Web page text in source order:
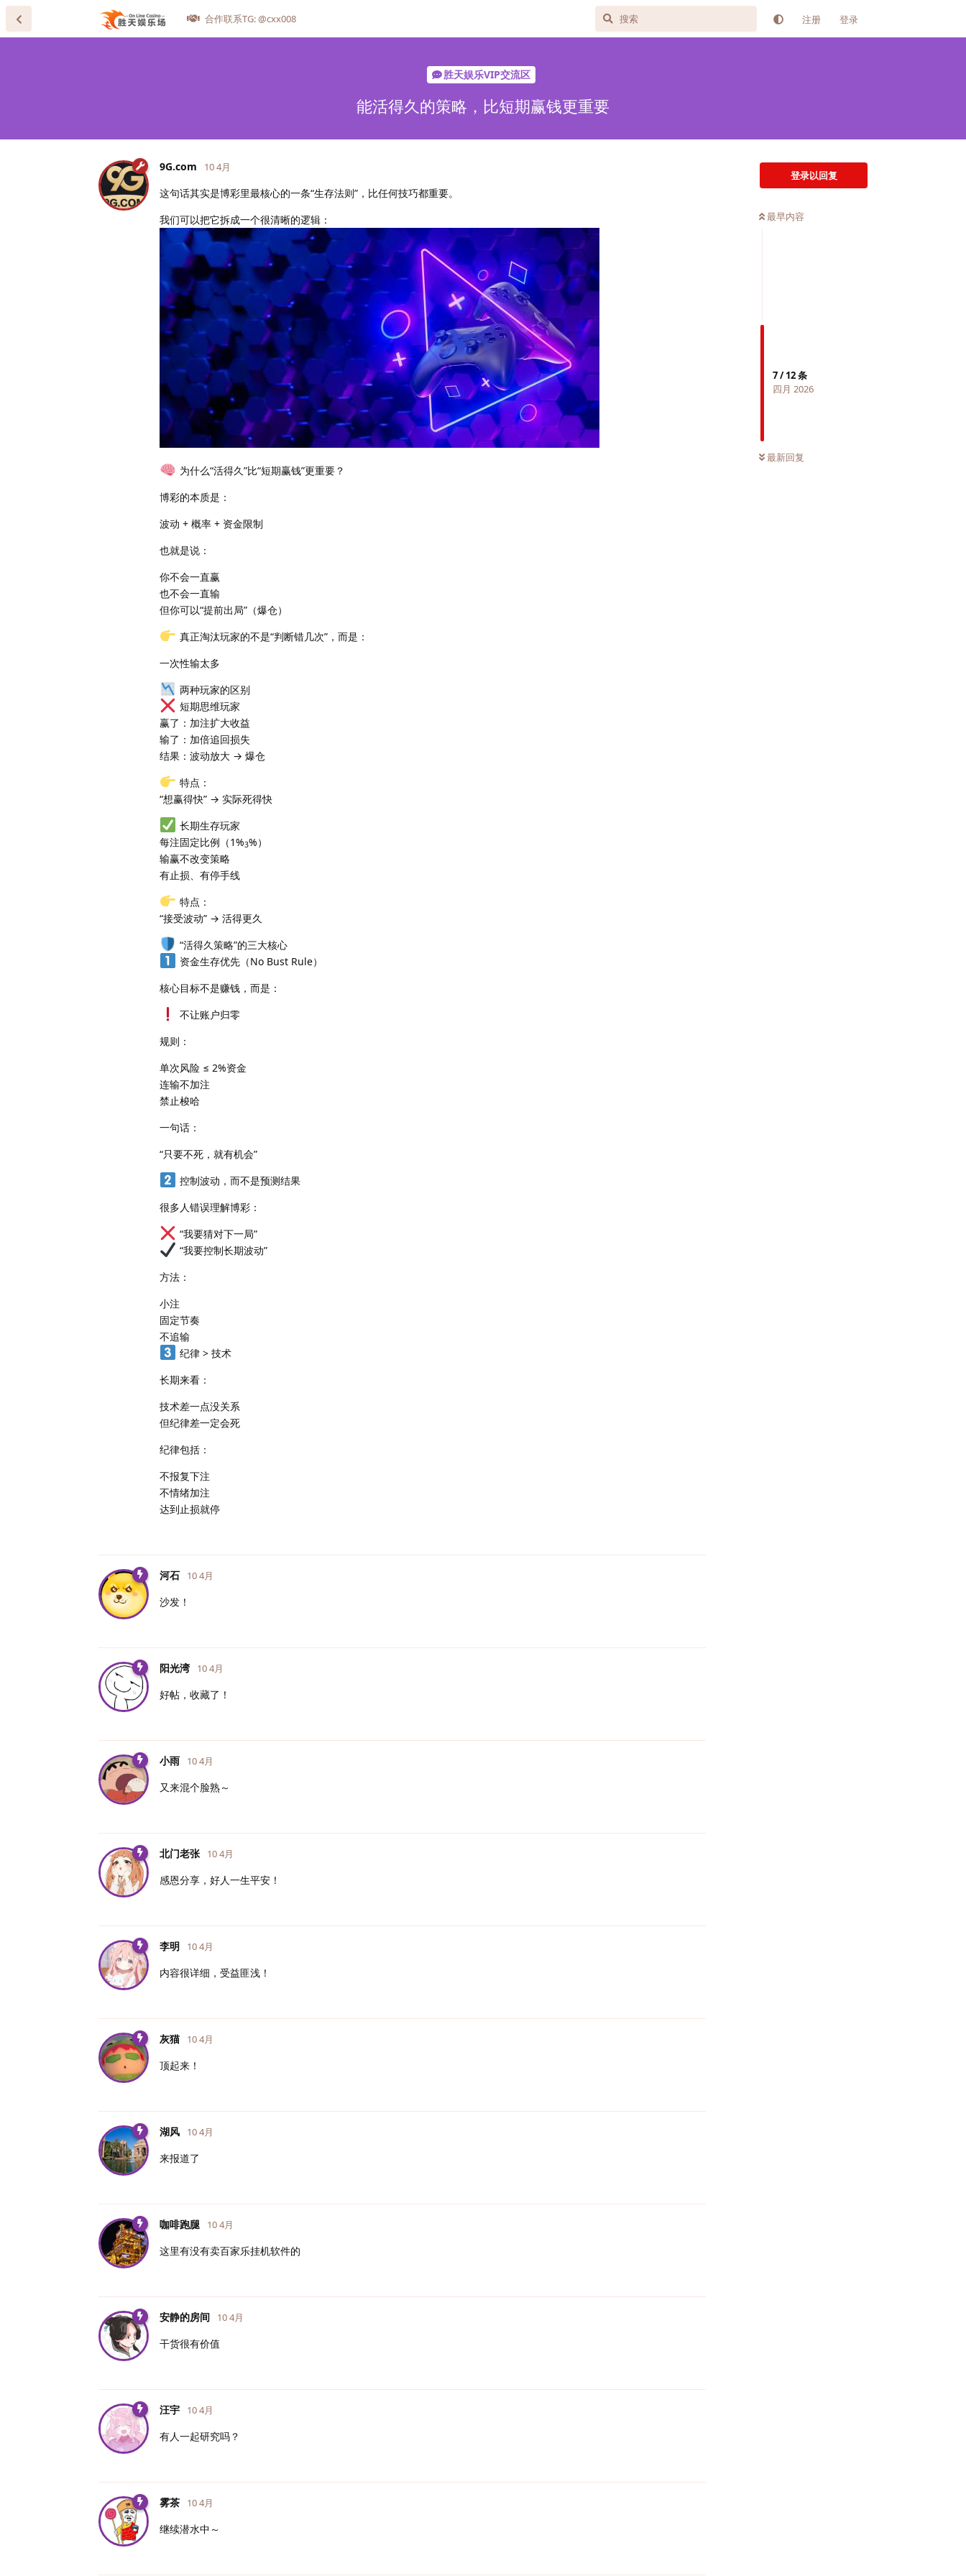
合作联系TG: @cxx008 注册 登录
胜天娱乐VIP交流区
能活得久的策略，比短期赢钱更重要
登录以回复
最早内容
7/12条
四月 2026
最新回复
9G.​com 10 4月
这句话其实是博彩里最核心的一条“生存法则”，比任何技巧都重要。
我们可以把它拆成一个很清晰的逻辑：
为什么“活得久”比“短期赢钱”更重要？
博彩的本质是：
波动 + 概率 + 资金限制
也就是说：
你不会一直赢
也不会一直输
但你可以“提前出局”（爆仓）
真正淘汰玩家的不是“判断错几次”，而是：
一次性输太多
两种玩家的区别
短期思维玩家
赢了：加注扩大收益
输了：加倍追回损失
结果：波动放大 → 爆仓
特点：
“想赢得快” → 实际死得快
长期生存玩家
每注固定比例（1%3%）
输赢不改变策略
有止损、有停手线
特点：
“接受波动” → 活得更久
“活得久策略”的三大核心
资金生存优先（No Bust Rule）
核心目标不是赚钱，而是：
不让账户归零
规则：
单次风险 ≤ 2%资金
连输不加注
禁止梭哈
一句话：
“只要不死，就有机会”
控制波动，而不是预测结果
很多人错误理解博彩：
“我要猜对下一局”
“我要控制长期波动”
方法：
小注
固定节奏
不追输
纪律 > 技术
长期来看：
技术差一点没关系
但纪律差一定会死
纪律包括：
不报复下注
不情绪加注
达到止损就停
河石 10 4月
沙发！
阳光湾 10 4月
好帖，收藏了！
小雨 10 4月
又来混个脸熟～
北门老张 10 4月
感恩分享，好人一生平安！
李明 10 4月
内容很详细，受益匪浅！
灰猫 10 4月
顶起来！
湖风 10 4月
来报道了
咖啡跑腿 10 4月
这里有没有卖百家乐挂机软件的
安静的房间 10 4月
干货很有价值
汪宇 10 4月
有人一起研究吗？
雾茶 10 4月
继续潜水中～